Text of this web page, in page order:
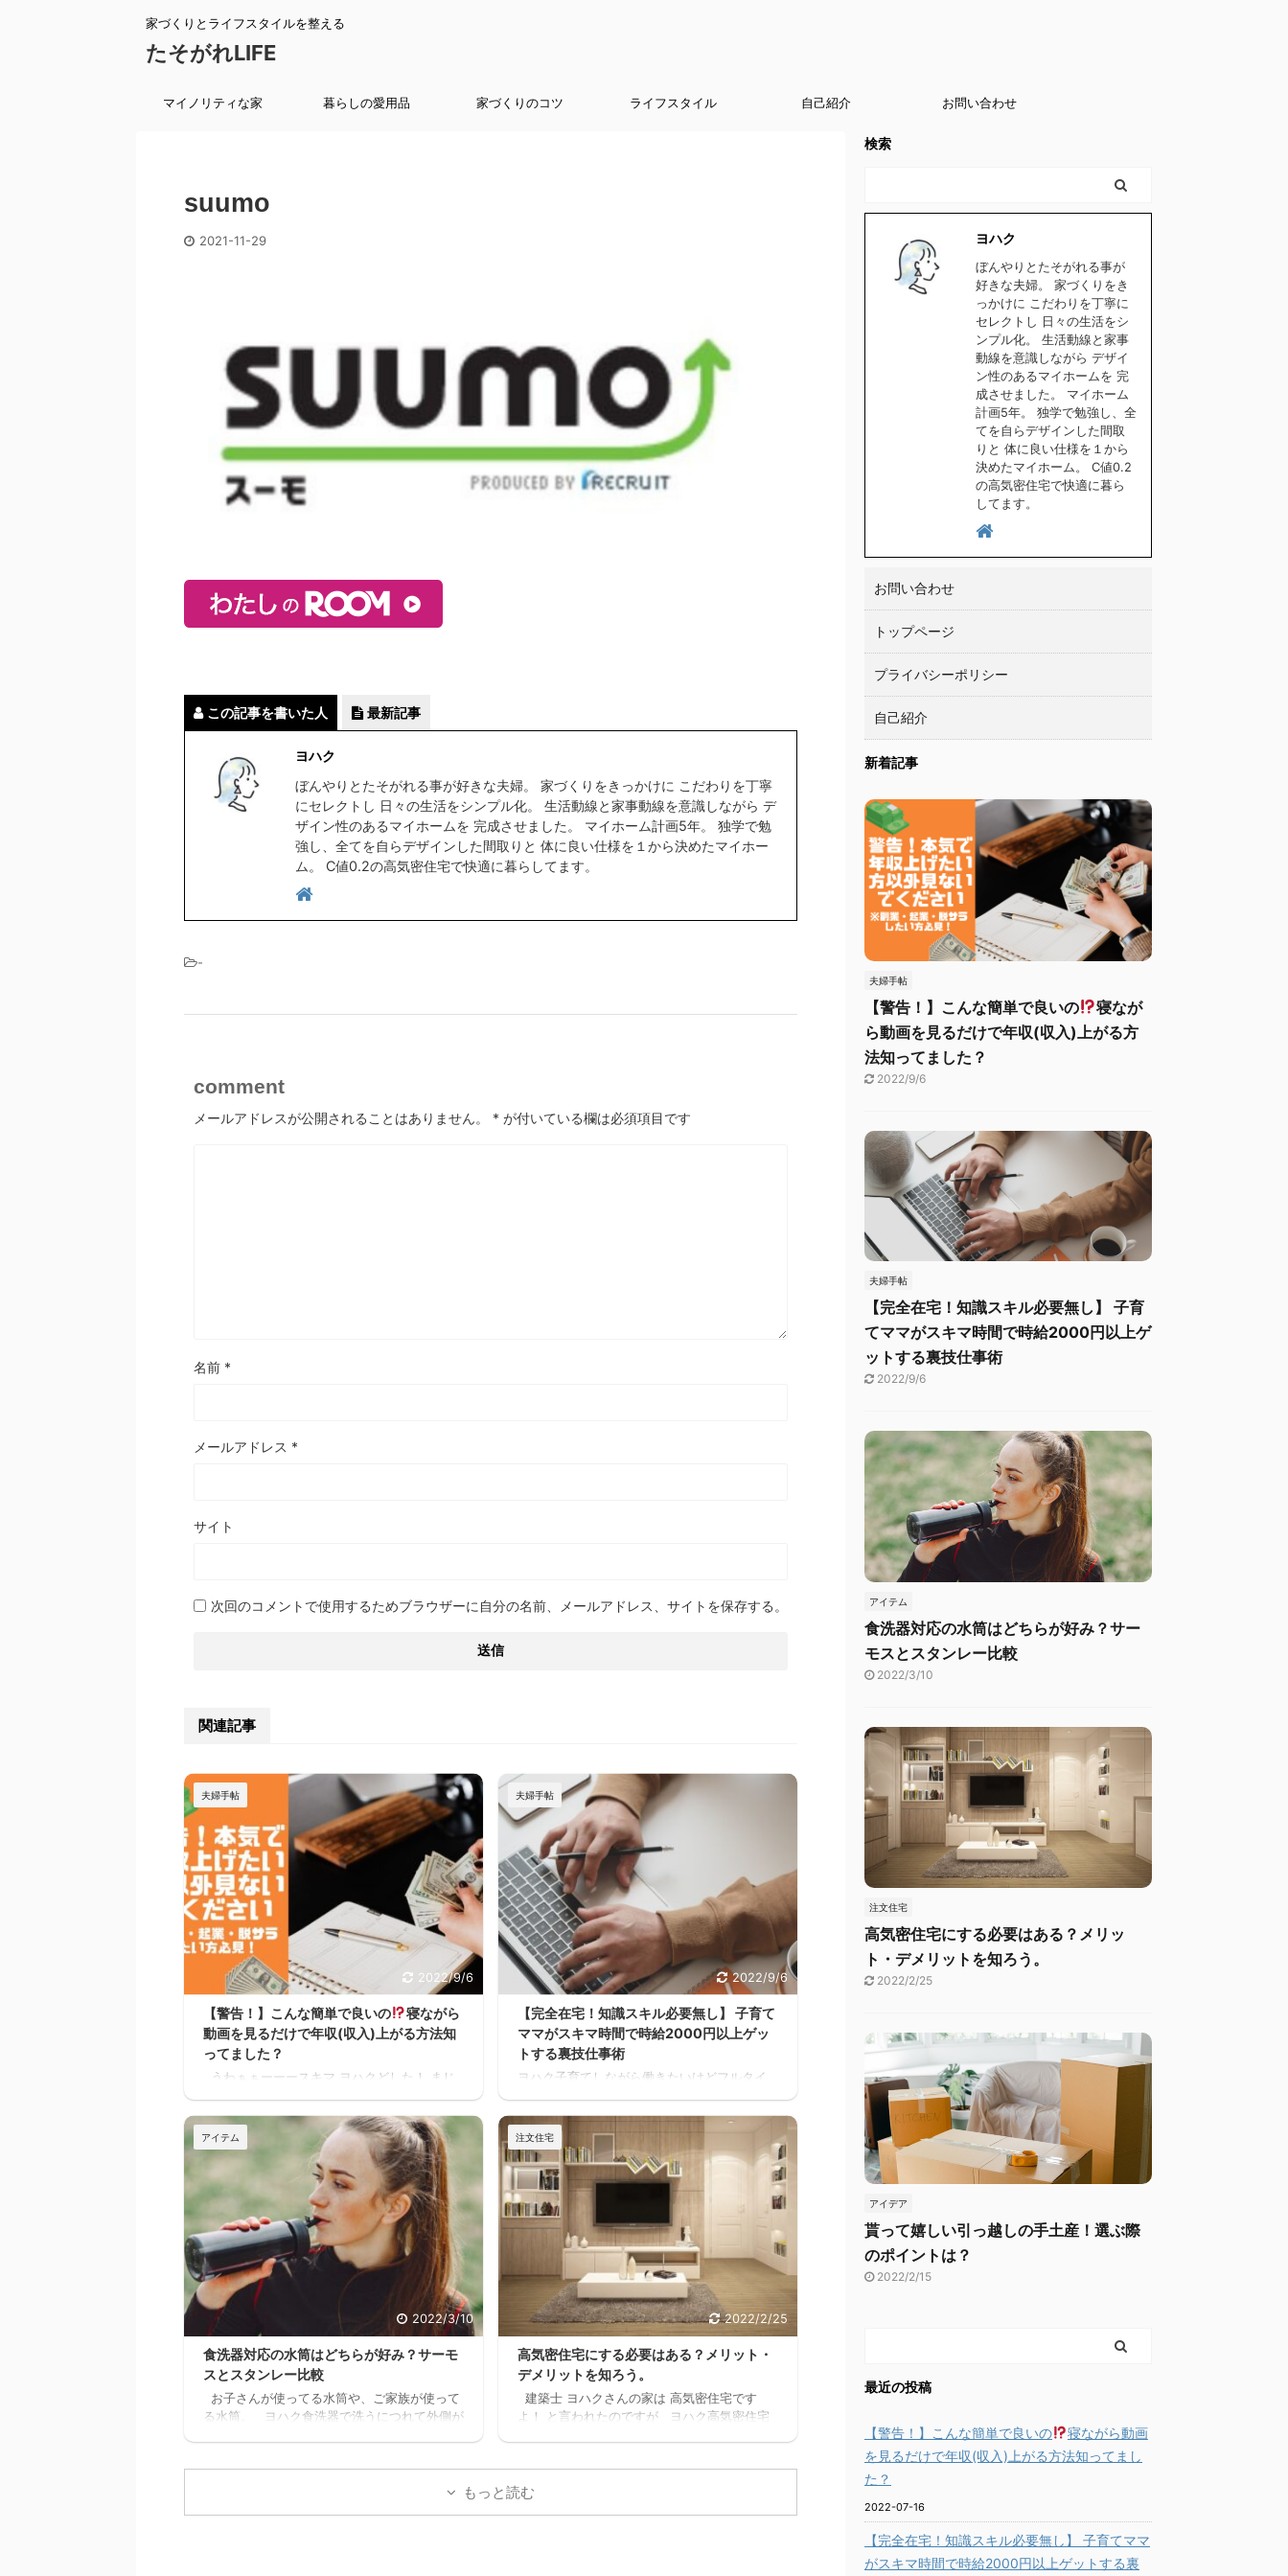
家づくりとライフスタイルを整える
たそがれLIFE
マイノリティな家 暮らしの愛用品 家づくりのコツ ライフスタイル 自己紹介 お問い合わせ
suumo
2021-11-29
この記事を書いた人 最新記事
ヨハク
ぼんやりとたそがれる事が好きな夫婦。 家づくりをきっかけに こだわりを丁寧
にセレクトし 日々の生活をシンプル化。 生活動線と家事動線を意識しながら デ
ザイン性のあるマイホームを 完成させました。 マイホーム計画5年。 独学で勉
強し、全てを自らデザインした間取りと 体に良い仕様を１から決めたマイホー
ム。 C値0.2の高気密住宅で快適に暮らしてます。
-
comment
メールアドレスが公開されることはありません。 * が付いている欄は必須項目です
名前 *
メールアドレス *
サイト
次回のコメントで使用するためブラウザーに自分の名前、メールアドレス、サイトを保存する。
関連記事
夫婦手帖
2022/9/6
【警告！】こんな簡単で良いの
寝ながら
動画を見るだけで年収(収入)上がる方法知
ってました？
うわぁぁーーースキマ ヨハクどした！ まじ
けば良かったーーー！スキマ ヨハクうるさい
なぁ。何の話？ 本当に無料で大丈夫か、何回
も確認したけど、間違いなく無料だったスキ
マ 11時間以上の無料セミナーが見れた上に、
どんどん、追加でセミナーが見れるんだけど
スキマ このセミナー、学生の頃に見たかった
なぁ これ見てたら、恐らく人生変わってたな
ぁスキマ 社会人になりたての時でも良かっ
た。 見てたらこんなに長く会社員やってなか
ったと思う。 もっと早くに独立して、 ...
夫婦手帖
2022/9/6
【完全在宅！知識スキル必要無し】 子育て
ママがスキマ時間で時給2000円以上ゲッ
トする裏技仕事術
ヨハク子育てしながら働きたいけどフルタイ
を建てる方には多いと思うんだよね。 住宅ロ
ーンが始まると支出が増えるし、老後の為に
も共働きの家庭が増えるよね・・・スキマ ヨ
ハク普通はパートに出たりして時給1,000円前
後の仕事を1日6時間位頑張って働いて、何と
か月10万位は稼げるかもしれないけど 肉体
的・精神的に疲労して夫婦喧嘩が増えたり、
子供や家族と接する時間が減ってしまったら
悲しいよね。何の為に働いてるんだろうっ
て。 でも例の 【時給2000 ...
アイテム
2022/3/10
食洗器対応の水筒はどちらが好み？サーモ
スとスタンレー比較
お子さんが使ってる水筒や、ご家族が使って
る水筒。 ヨハク食洗器で洗うにつれて外側が
目がとっても残念な事になります。 ヨハク我
が家の水筒も、食洗器で洗うにつれてどんど
注文住宅
2022/2/25
高気密住宅にする必要はある？メリット・
デメリットを知ろう。
建築士 ヨハクさんの家は 高気密住宅です
よ！ と言われたのですが ヨハク高気密住宅
かったです。 高気密住宅に少しでも興味のあ
る方。 時間がなく、スグにでも複数の会社か
もっと読む
検索
ヨハク
ぼんやりとたそがれる事が
好きな夫婦。 家づくりをき
っかけに こだわりを丁寧に
セレクトし 日々の生活をシ
ンプル化。 生活動線と家事
動線を意識しながら デザイ
ン性のあるマイホームを 完
成させました。 マイホーム
計画5年。 独学で勉強し、全
てを自らデザインした間取
りと 体に良い仕様を１から
決めたマイホーム。 C値0.2
の高気密住宅で快適に暮ら
してます。
お問い合わせ
トップページ
プライバシーポリシー
自己紹介
新着記事
夫婦手帖
【警告！】こんな簡単で良いの
寝なが
ら動画を見るだけで年収(収入)上がる方
法知ってました？
2022/9/6
夫婦手帖
【完全在宅！知識スキル必要無し】 子育
てママがスキマ時間で時給2000円以上ゲ
ットする裏技仕事術
2022/9/6
アイテム
食洗器対応の水筒はどちらが好み？サー
モスとスタンレー比較
2022/3/10
注文住宅
高気密住宅にする必要はある？メリッ
ト・デメリットを知ろう。
2022/2/25
アイデア
貰って嬉しい引っ越しの手土産！選ぶ際
のポイントは？
2022/2/15
最近の投稿
【警告！】こんな簡単で良いの
寝ながら動画
を見るだけで年収(収入)上がる方法知ってまし
た？
2022-07-16
【完全在宅！知識スキル必要無し】 子育てママ
がスキマ時間で時給2000円以上ゲットする裏